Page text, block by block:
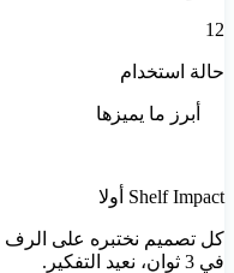
12
حالة استخدام
أبرز ما يميزها
Shelf Impact أولا
كل تصميم نختبره على الرف
في 3 ثوان، نعيد التفكير.